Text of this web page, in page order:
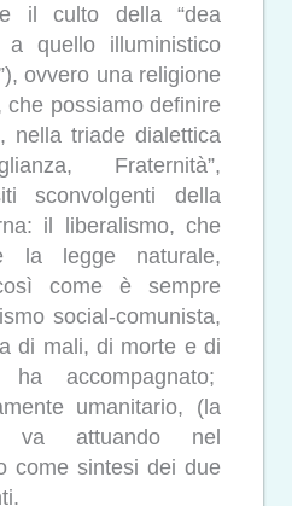
il culto della “dea
a quello illuministico
ovvero una religione
che possiamo definire
nella triade dialettica
Fraternità”,
sconvolgenti della
il liberalismo, che
la legge naturale,
come è sempre
social-comunista,
di mali, di morte e di
accompagnato;
umanitario, (la
va attuando nel
come sintesi dei due